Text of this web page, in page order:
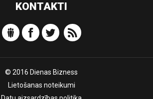
KONTAKTI
© 2016 Dienas Bizness
Lietošanas noteikumi